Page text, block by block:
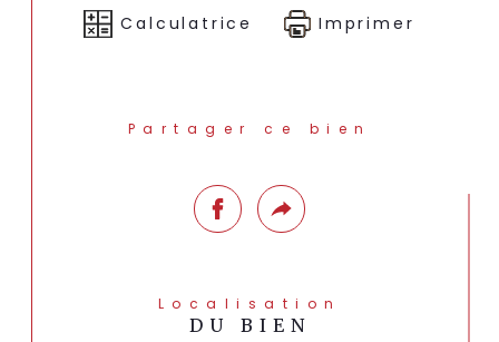
d?évolution.
Un bien rare à fort potentiel, à découvrir
Service Négociation
Calculatrice Imprimer
Partager ce bien
Localisation
DU BIEN